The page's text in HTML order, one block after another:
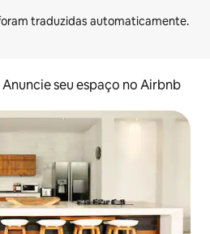
Anuncie seu espaço no Airbnb